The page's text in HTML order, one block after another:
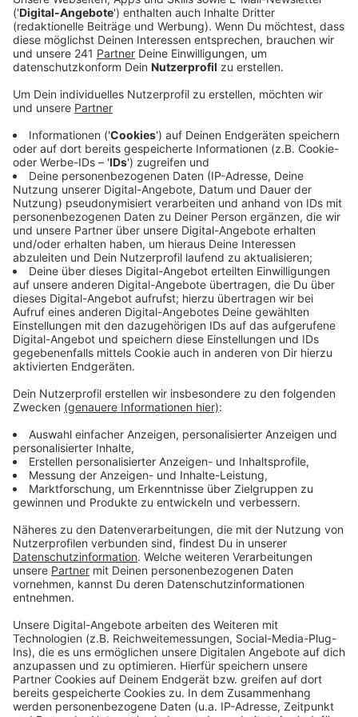
eines Trinkwassermonteurs zustande gekommen,
so das Unternehmen.
Veröffentlicht:Donnerstag, 20.07.2023 06:21
Anzeige
Die EVL saniert aktuell den Leverkusener Wasserturm,
er ist bis Ende des Jahres außer Betrieb. Dennoch
müssen die Zuleitungen und Pumpen darin regelmäßig
gespült werden, weswegen zahlreiche Kubikmeter
Wasser weitgehend ungenutzt in die Kanalisation
fließen würden. Dieses Wasser wird jetzt aufgefangen
und per Tankwagen dem Fachbereich Stadtgrün der
Stadt gebracht. Am Dienstag sei das zum ersten Mal
geschehen, heißt es. Die Wassermenge betrug rund
10.000 Liter, so die EVL.
Anzeige
Weitere Meldungen aus Leverkusen
Anzeige
Kolonie-Museum Leverkusen sucht Helfer für
Führungen
Weniger Geld für Leverkusen durch Rheinbrücke
Von Gladbach nach Leverkusen: Jonas Hofmann stellt
sich vor
Anzeige